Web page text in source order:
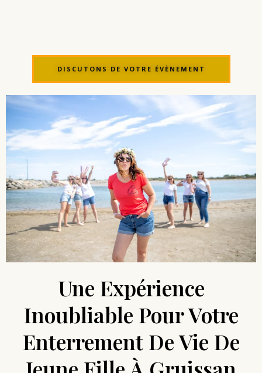
DISCUTONS DE VOTRE ÉVÈNEMENT
Une Expérience
Inoubliable Pour Votre
Enterrement De Vie De